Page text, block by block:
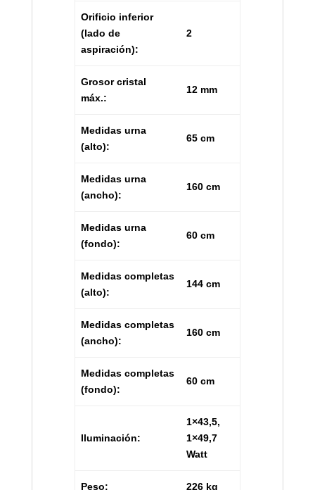
Orificio inferior
(lado de
aspiración):
2
Grosor cristal
máx.:
12 mm
Medidas urna
(alto):
65 cm
Medidas urna
(ancho):
160 cm
Medidas urna
(fondo):
60 cm
Medidas completas
(alto):
144 cm
Medidas completas
(ancho):
160 cm
Medidas completas
(fondo):
60 cm
Iluminación:
1×43,5,
1×49,7
Watt
Peso: 226 kg